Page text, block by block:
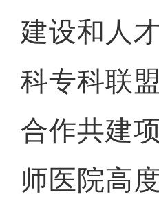
建设和人
科专科联
合作共建
师医院高